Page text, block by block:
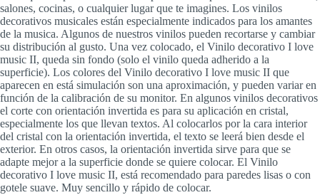
salones, cocinas, o cualquier lugar que te imagines. Los vinilos
decorativos musicales están especialmente indicados para los amantes
de la musica. Algunos de nuestros vinilos pueden recortarse y cambiar
su distribución al gusto. Una vez colocado, el Vinilo decorativo I love
music II, queda sin fondo (solo el vinilo queda adherido a la
superficie). Los colores del Vinilo decorativo I love music II que
aparecen en está simulación son una aproximación, y pueden variar en
función de la calibración de su monitor. En algunos vinilos decorativos
el corte con orientación invertida es para su aplicación en cristal,
especialmente los que llevan textos. Al colocarlos por la cara interior
del cristal con la orientación invertida, el texto se leerá bien desde el
exterior. En otros casos, la orientación invertida sirve para que se
adapte mejor a la superficie donde se quiere colocar. El Vinilo
decorativo I love music II, está recomendado para paredes lisas o con
gotele suave. Muy sencillo y rápido de colocar.